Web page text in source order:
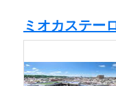
ミオカステー